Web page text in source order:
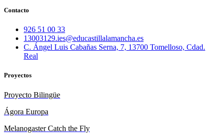
Contacto
926 51 00 33
13003129.ies@educastillalamancha.es
C. Ángel Luis Cabañas Serna, 7, 13700 Tomelloso, Cdad.
Real
Proyectos
Proyecto Bilingüe
Ágora Europa
Melanogaster Catch the Fly